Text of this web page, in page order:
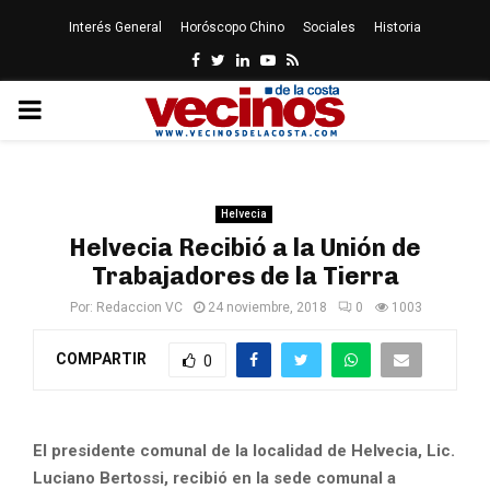
Interés General Horóscopo Chino Sociales Historia
Facebook
Twitter
LinkedinYoutube
Rss
PRIMARY
Helvecia
Helvecia Recibió a la Unión de
Trabajadores de la Tierra
Por: Redaccion VC 24 noviembre, 2018 0 1003
COMPARTIR 0
El presidente comunal de la localidad de Helvecia, Lic.
Luciano Bertossi, recibió en la sede comunal a